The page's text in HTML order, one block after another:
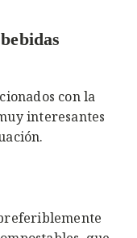
con la
interesantes